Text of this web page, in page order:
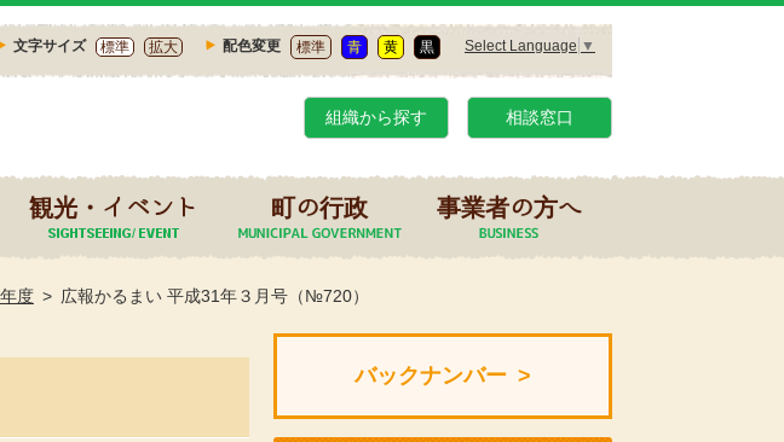
文字サイズ 標準 拡大 配色変更 標準 青 黄 黒 Select Language ▼
組織から探す 相談窓口
観光・イベント 町の行政 事業者の方へ
度 広報かるまい 平成31年３月号（№720）
バックナンバー